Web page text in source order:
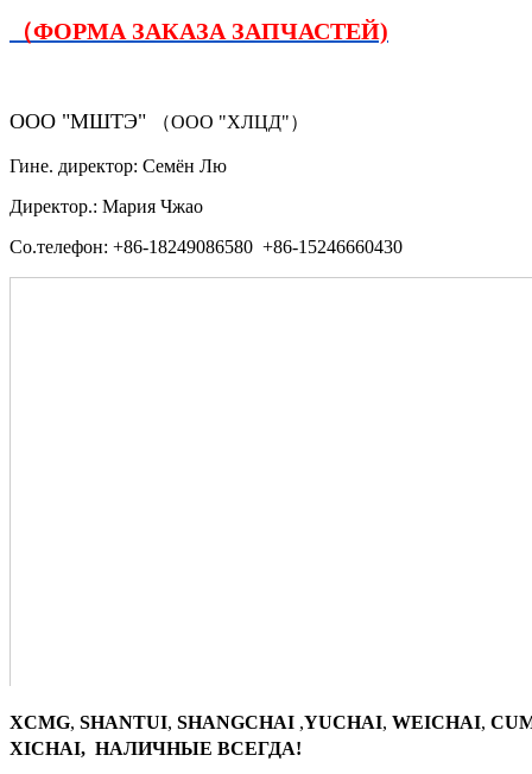
（ФОРМА ЗАКАЗА ЗАПЧАСТЕЙ)
ООО "МШТЭ" （ООО "ХЛЦД"）
Гине. директор: Семён Лю
Директор.: Мария Чжао
Со.телефон: +86-18249086580 +86-15246660430
XCMG, SHANTUI, SHANGCHAI ,YUCHAI, WEICHAI,
XICHAI, НАЛИЧНЫЕ ВСЕГДА!